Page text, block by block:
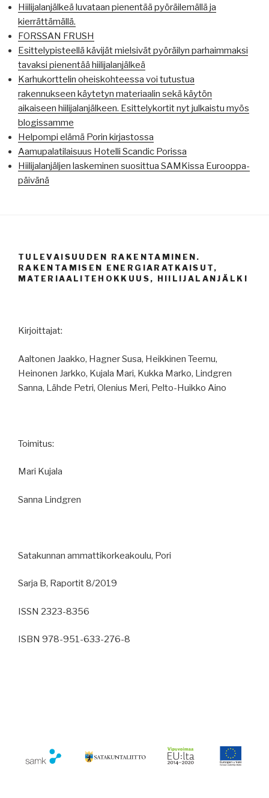
Hiilijalanjälkeä luvataan pienentää pyöräilemällä ja
kierrättämällä.
FORSSAN FRUSH
Esittelypisteellä kävijät mielsivät pyöräilyn parhaimmaksi
tavaksi pienentää hiilijalanjälkeä
Karhukorttelin oheiskohteessa voi tutustua
rakennukseen käytetyn materiaalin sekä käytön
aikaiseen hiilijalanjälkeen. Esittelykortit nyt julkaistu myös
blogissamme
Helpompi elämä Porin kirjastossa
Aamupalatilaisuus Hotelli Scandic Porissa
Hiilijalanjäljen laskeminen suosittua SAMKissa Eurooppa-
päivänä
TULEVAISUUDEN RAKENTAMINEN.
RAKENTAMISEN ENERGIARATKAISUT,
MATERIAALITEHOKKUUS, HIILIJALANJÄLKI
Kirjoittajat:
Aaltonen Jaakko, Hagner Susa, Heikkinen Teemu,
Heinonen Jarkko, Kujala Mari, Kukka Marko, Lindgren
Sanna, Lähde Petri, Olenius Meri, Pelto-Huikko Aino
Toimitus:
Mari Kujala
Sanna Lindgren
Satakunnan ammattikorkeakoulu, Pori
Sarja B, Raportit 8/2019
ISSN 2323-8356
ISBN 978-951-633-276-8